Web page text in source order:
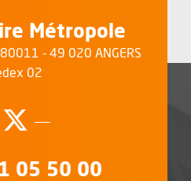
Métropole
- 49 020 ANGERS
02
Suivez-nous
, Ouvre une
:
05 50 00